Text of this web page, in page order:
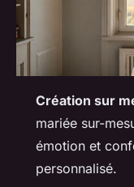
Création sur
mariée sur-
émotion et
personnalisé.